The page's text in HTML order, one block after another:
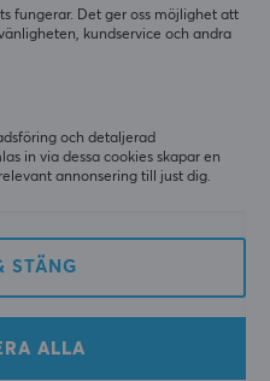
UGREEN
38-in-1
(0)
fungerar. Det ger oss möjlighet att
kundservice och andra
och detaljerad
in via dessa cookies skapar en
annonsering till just dig.
STÄNG
ALLA